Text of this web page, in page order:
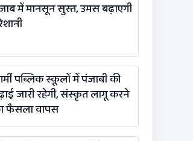
में मानसून सुस्त, उमस बढ़ाएगी
पब्लिक स्कूलों में पंजाबी की
जारी रहेगी, संस्कृत लागू करने
फैसला वापस